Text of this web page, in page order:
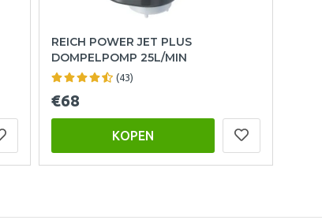
REICH POWER JET PLUS
DOMPELPOMP 25L/MIN
(43)
€68
KOPEN